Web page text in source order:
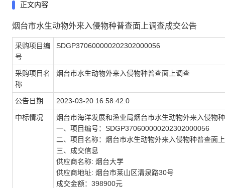
正文内容
烟台市水生动物外来入侵物种普查面上调查成交公告
采购项目编
号
SDGP370600000202302000056
采购项目名
称
烟台市水生动物外来入侵物种普查面上调查
公告日期 2023-03-20 16:58:42.0
中标情况
烟台市海洋发展和渔业局烟台市水生动物外来入侵物
一、项目编号： SDGP370600000202302000056
二、项目名称： 烟台市水生动物外来入侵物种普查面
三、成交信息
供应商名称: 烟台大学
供应商地址: 烟台市莱山区清泉路30号
成交金额： 398900元